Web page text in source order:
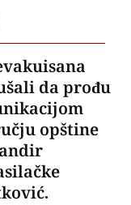
da prođu
opštine